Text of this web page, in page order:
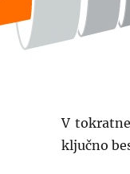
V
ključno